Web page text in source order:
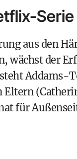
Serie
aus den
wächst der
Addams-
für